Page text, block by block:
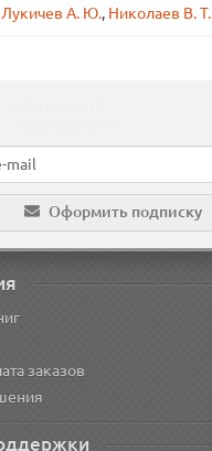
Лукичев А. Ю., Николаев В. Т.
Оформить подписку
заказов